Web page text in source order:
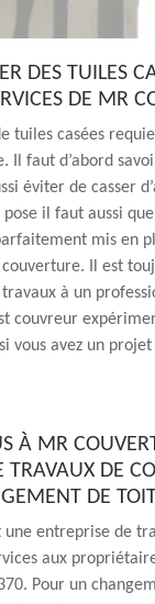
DES TUILES
DE MR
tuiles casées
Il faut d’abord
éviter de casser
il faut aussi
mis en
couverture. Il est
à un
couvreur
vous avez un
À MR
TRAVAUX DE
DE
une entreprise de
aux
Pour un